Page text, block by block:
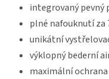
integrovaný pevný
plné nafouknutí za
unikátní
výklopný bederní
maximální